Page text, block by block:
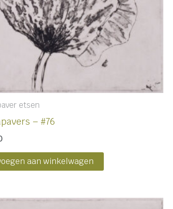
etsen
– #76
aan winkelwagen